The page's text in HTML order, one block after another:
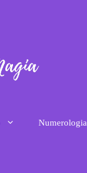
Numerologia